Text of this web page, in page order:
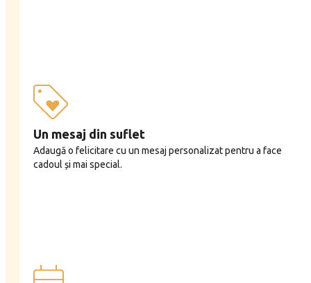
Un mesaj din suflet
Adaugă o felicitare cu un mesaj personalizat pentru a face
cadoul și mai special.